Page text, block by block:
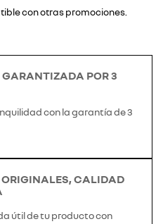
con otras promociones.
POR 3
con la garantía de 3
CALIDAD
útil de tu producto con